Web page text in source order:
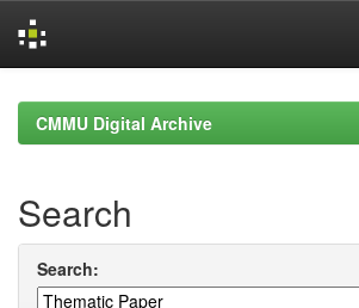
navigationCMMU Digital Archive
Search
Search: